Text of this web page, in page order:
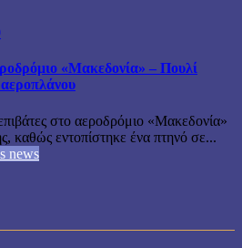
«Μακεδονία» – Πουλί
στο αεροδρόμιο «Μακεδονία»
καθώς εντοπίστηκε ένα πτηνό σε...
news